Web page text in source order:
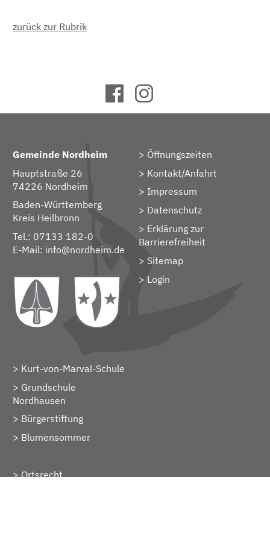
zurück zur Rubrik
Gemeinde Nordheim
Hauptstraße 26
74226 Nordheim
Baden-Württemberg
Kreis Heilbronn
Tel.: 07133 182-0
E-Mail: info@nordheim.de
Öffnungszeiten
Kontakt/Anfahrt
Impressum
Datenschutz
Erklärung zur
Barrierefreiheit
Sitemap
> Login
Kurt-von-Marval-Schule
Grundschule
Nordhausen
Bürgerstiftung
Blumensommer
Ortsrecht